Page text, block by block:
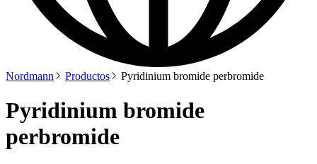
Nordmann Productos Pyridinium bromide perbromide
Pyridinium bromide
perbromide